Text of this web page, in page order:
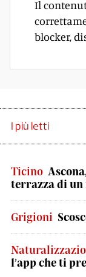
Il
blocker,
I più letti
Ticino
terrazza di
Grigioni
l’app che ti